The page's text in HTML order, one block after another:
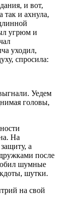
и вот,
и ахнула,
угрюм и
уходил,
спросила:
Уедем
головы,
На
а
после
шумные
шутки.
на свой